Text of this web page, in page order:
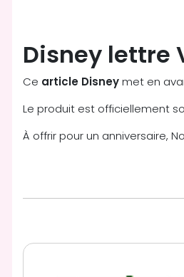
Disney lettre
Ce article Disneymet en
Le produit est officiellement
À offrir pour un anniversaire,